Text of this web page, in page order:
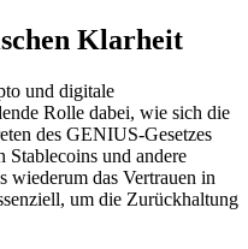
Klarheit
und digitale
Rolle dabei, wie sich die
des GENIUS-Gesetzes
Stablecoins und andere
wiederum das Vertrauen in
um die Zurückhaltung